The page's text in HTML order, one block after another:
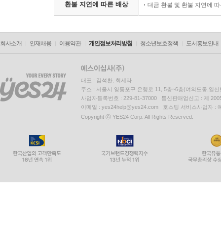
환불 지연에 따른 배상 대금 환불 및 환불 지연에
회사소개 인재채용 이용약관 개인정보처리방침 청소년보호정책 도서홍보안내
대표 : 김석환, 최세라
주소 : 서울시 영등포구 은행로 11, 5층~6층(여의도동,일신
사업자등록번호 : 229-81-37000 통신판매업신고 : 제
이메일 : yes24help@yes24.com 호스팅 서비스사업자 :
Copyright ⓒ YES24 Corp. All Rights Reserved.